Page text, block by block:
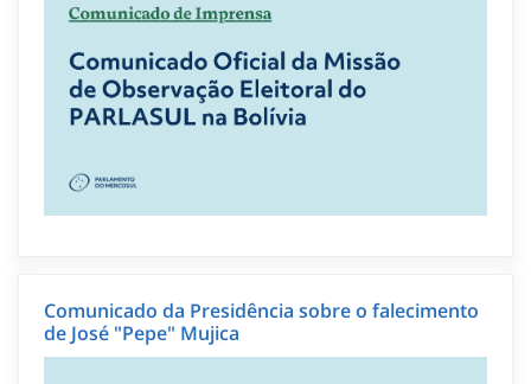
Comunicado da Presidência sobre o falecimento
de José "Pepe" Mujica